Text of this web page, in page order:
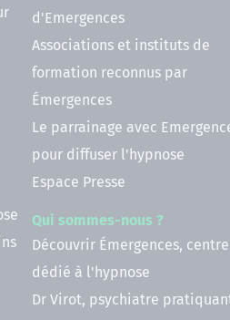
d'Emergences
Associations et instituts de
formation reconnus par
Émergences
Le parrainage avec
pour diffuser l'hypnose
Espace Presse
Qui sommes-nous ?
Découvrir Émergences, centre
dédié à l'hypnose
Dr Virot, psychiatre